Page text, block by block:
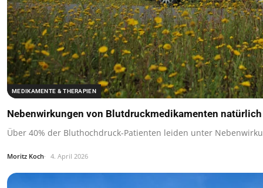
MEDIKAMENTE & THERAPIEN
Nebenwirkungen von Blutdruckmedikamenten
Über 40% der Bluthochdruck-Patienten leiden unter
Moritz Koch 4. April 2026